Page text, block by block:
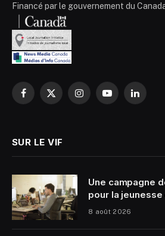
Financé par le gouvernement du
Facebook
X
InstagramYouTubeLinkedIn
SUR LE VIF
Une campagne
pour la
8 août 2026